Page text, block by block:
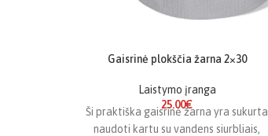
Gaisrinė plokščia žarna 2×30
Laistymo įranga
25.00€
Ši praktiška gaisrinė žarna yra sukurta
naudoti kartu su vandens siurbliais,